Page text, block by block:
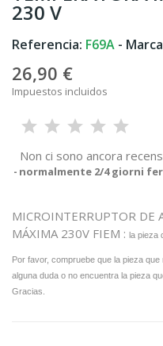
230 V
Referencia: F69A -
26,90 €
Impuestos incluidos
Non ci sono ancora
normalmente 2/4 giorni
MICROINTERRUPTOR DE
MÁXIMA 230V FIEM : la pieza
Por favor, compruebe que la pieza
alguna duda o no encuentra la pieza
Gracias.